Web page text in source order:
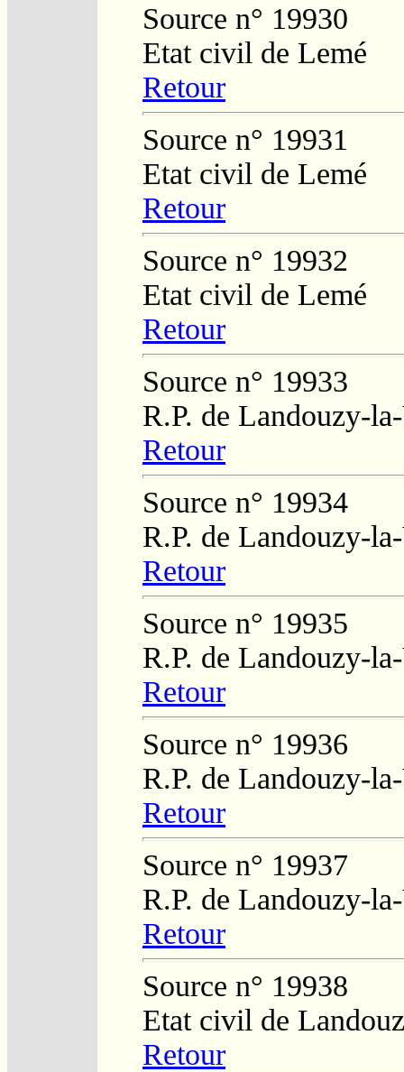
Source n° 19930
Etat civil de Lemé
Retour
Source n° 19931
Etat civil de Lemé
Retour
Source n° 19932
Etat civil de Lemé
Retour
Source n° 19933
R.P. de Landouzy-
Retour
Source n° 19934
R.P. de Landouzy-
Retour
Source n° 19935
R.P. de Landouzy-
Retour
Source n° 19936
R.P. de Landouzy-
Retour
Source n° 19937
R.P. de Landouzy-
Retour
Source n° 19938
Etat civil de
Retour